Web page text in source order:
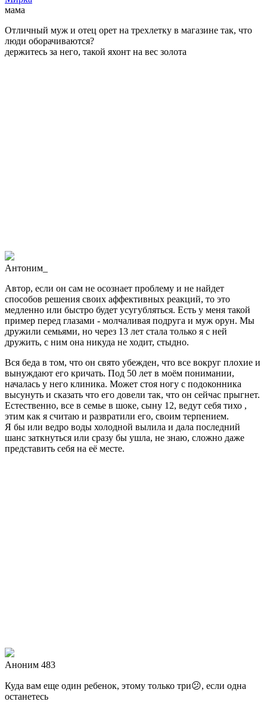
мама
Отличный муж и отец орет на трехлетку в магазине так, что
люди оборачиваются?
держитесь за него, такой яхонт на вес золота
Антоним_
Автор, если он сам не осознает проблему и не найдет
способов решения своих аффективных реакций, то это
медленно или быстро будет усугубляться. Есть у меня такой
пример перед глазами - молчаливая подруга и муж орун. Мы
дружили семьями, но через 13 лет стала только я с ней
дружить, с ним она никуда не ходит, стыдно.
Вся беда в том, что он свято убежден, что все вокруг плохие и
вынуждают его кричать. Под 50 лет в моём понимании,
началась у него клиника. Может стоя ногу с подоконника
высунуть и сказать что его довели так, что он сейчас прыгнет.
Естественно, все в семье в шоке, сыну 12, ведут себя тихо ,
этим как я считаю и развратили его, своим терпением.
Я бы или ведро воды холодной вылила и дала последний
шанс заткнуться или сразу бы ушла, не знаю, сложно даже
представить себя на её месте.
Аноним 483
Куда вам еще один ребенок, этому только три😕, если одна
останетесь